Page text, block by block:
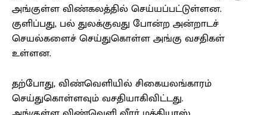
அங்குள்ள விண்கலத்தில் செய்யப்பட்டுள்ளன.
குளிப்பது, பல் துலக்குவது போன்ற அன்றாடச்
செயல்களைச் செய்துகொள்ள அங்கு வசதிகள்
உள்ளன.
தற்போது, விண்வெளியில் சிகையலங்காரம்
செய்துகொள்ளவும் வசதியாகிவிட்டது.